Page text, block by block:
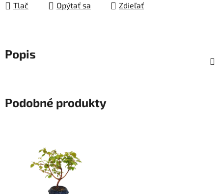
Tlač Opýtať sa Zdieľať
Popis
Podobné produkty